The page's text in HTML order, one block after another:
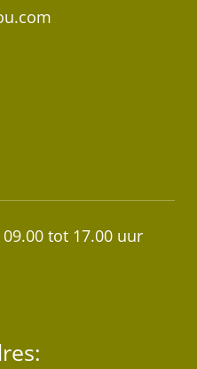
tot 17.00 uur